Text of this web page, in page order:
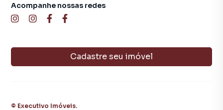
Cadastre seu imóvel
Acompanhe nossas redes
© Executivo Imóveis.